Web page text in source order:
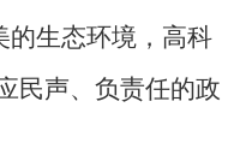
的生态环境，高科
民声、负责任的政